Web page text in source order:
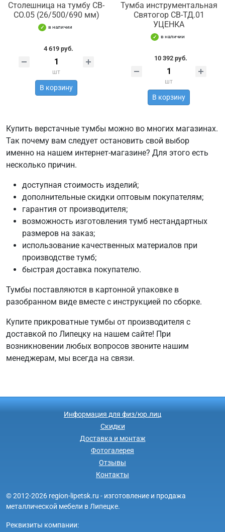
Столешница на тумбу СВ-
СО.05 (26/500/690 мм)
в наличии
4 619 руб.
шт
В корзину
Тумба инструментальная
Святогор СВ-ТД.01
УЦЕНКА
в наличии
10 392 руб.
шт
В корзину
Купить верстачные тумбы можно во многих магазинах.
Так почему вам следует остановить свой выбор
именно на нашем интернет-магазине? Для этого есть
несколько причин.
доступная стоимость изделий;
дополнительные скидки оптовым покупателям;
гарантия от производителя;
возможность изготовления тумб нестандартных
размеров на заказ;
использование качественных материалов при
производстве тумб;
быстрая доставка покупателю.
Тумбы поставляются в картонной упаковке в
разобранном виде вместе с инструкцией по сборке.
Купите прикроватные тумбы от производителя с
доставкой по Липецку на нашем сайте! При
возникновении любых вопросов звоните нашим
менеджерам, мы всегда на связи.
Информация для физ/юр.лиц
Скидки
Доставка и монтаж
Фотогалерея
Отзывы
Контакты
© 2012-2026 region-lipetsk.ru - изготовление и продажа
металлической мебели в Липецке.
Реквизиты компании: